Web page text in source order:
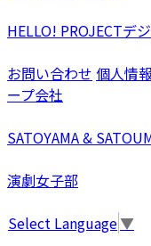
HELLO! PROJECTデ
お問い合わせ 個人情
ープ会社
SATOYAMA &
演劇女子部
Select Language▼